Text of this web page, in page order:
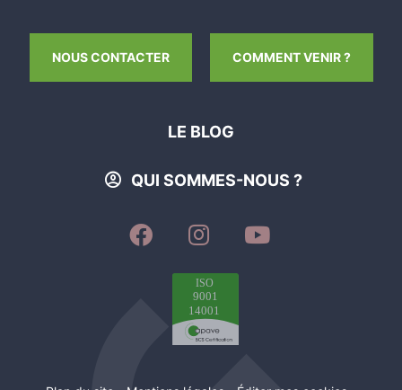
NOUS CONTACTER COMMENT VENIR ?
LE BLOG
QUI SOMMES-NOUS ?
SUIVEZ-
NOUS
SUR
SUIVEZ-
NOUS
SUR